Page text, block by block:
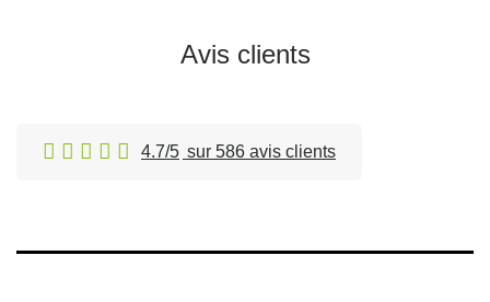
Avis clients
4.7/5 sur 586 avis clients